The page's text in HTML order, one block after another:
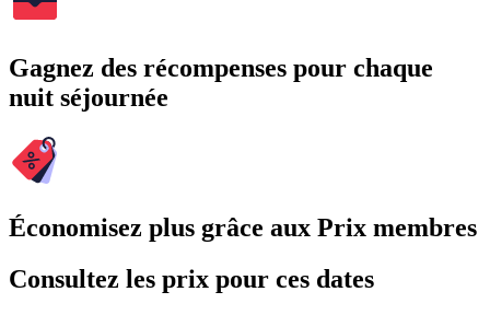
Gagnez des récompenses pour chaque
nuit séjournée
Économisez plus grâce aux Prix membres
Consultez les prix pour ces dates